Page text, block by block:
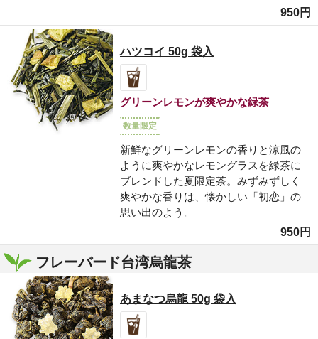
950円
ハツコイ 50g 袋入
グリーンレモンが爽やかな緑茶
数量限定
新鮮なグリーンレモンの香りと涼風の
ように爽やかなレモングラスを緑茶に
ブレンドした夏限定茶。みずみずしく
爽やかな香りは、懐かしい「初恋」の
思い出のよう。
950円
フレーバード台湾烏龍茶
あまなつ烏龍 50g 袋入